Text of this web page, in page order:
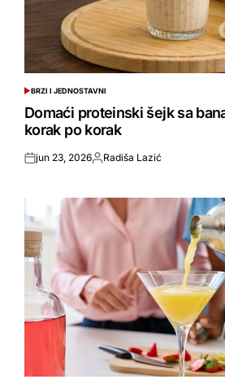
POSTED
IN
BRZI I JEDNOSTAVNI
Domaći proteinski šejk sa
korak po korak
Posted
jun 23, 2026Objavio
Radiša Lazić